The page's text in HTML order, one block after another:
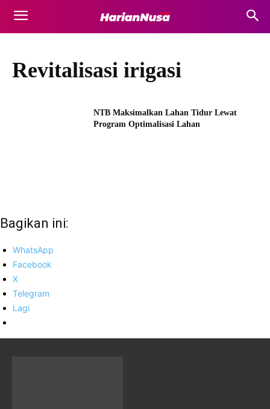
Revitalisasi irigasi
NTB Maksimalkan Lahan Tidur Lewat
Program Optimalisasi Lahan
Bagikan ini:
WhatsApp
Facebook
X
Telegram
Lagi